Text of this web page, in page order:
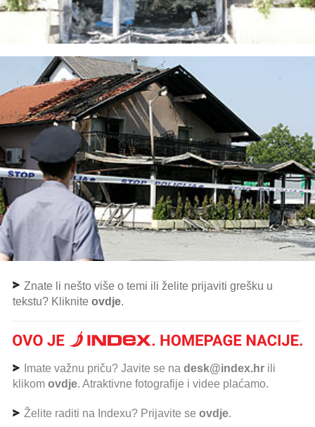
Znate li nešto više o temi ili želite prijaviti grešku u
tekstu? Kliknite ovdje.
Imate važnu priču? Javite se na desk@index.hr ili
klikom ovdje. Atraktivne fotografije i videe plaćamo.
Želite raditi na Indexu? Prijavite se ovdje.